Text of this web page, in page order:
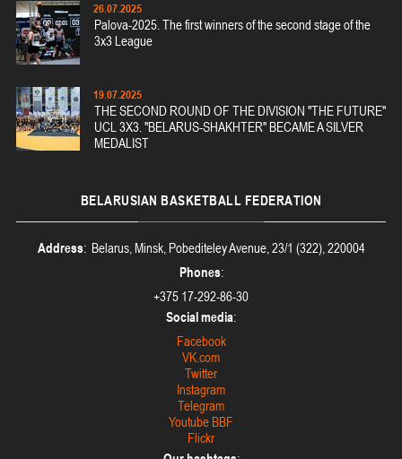
26.07.2025
Palova-2025. The first winners of the second stage of the
3x3 League
19.07.2025
THE SECOND ROUND OF THE DIVISION "THE FUTURE"
UCL 3X3. "BELARUS-SHAKHTER" BECAME A SILVER
MEDALIST
BELARUSIAN BASKETBALL FEDERATION
Address: Belarus, Minsk, Pobediteley Avenue, 23/1 (322), 220004
Phones:
+375 17-292-86-30
Social media:
Facebook
VK.com
Twitter
Instagram
Telegram
Youtube BBF
Flickr